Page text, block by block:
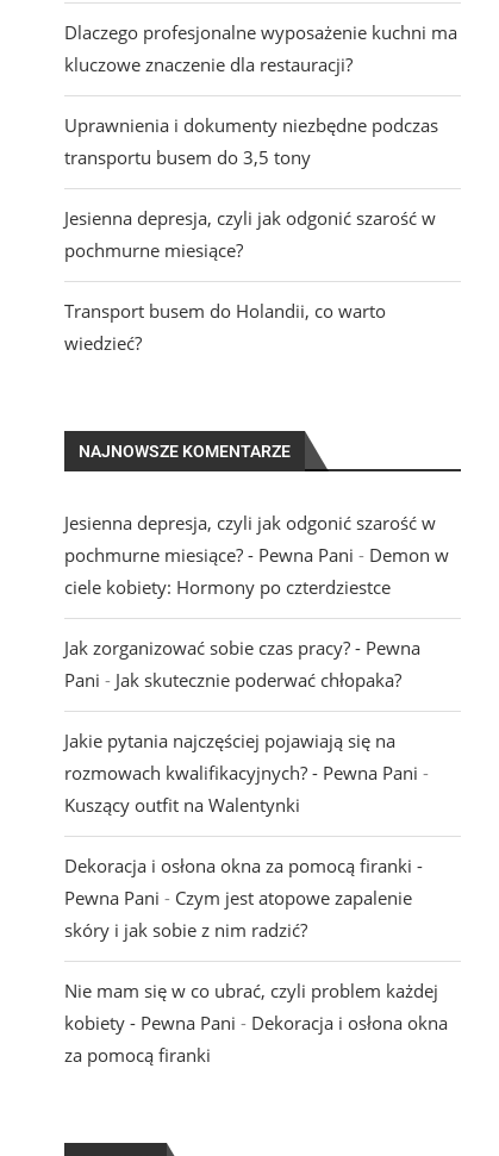
Dlaczego profesjonalne wyposażenie kuchni ma
kluczowe znaczenie dla restauracji?
Uprawnienia i dokumenty niezbędne podczas
transportu busem do 3,5 tony
Jesienna depresja, czyli jak odgonić szarość w
pochmurne miesiące?
Transport busem do Holandii, co warto
wiedzieć?
NAJNOWSZE KOMENTARZE
Jesienna depresja, czyli jak odgonić szarość w
pochmurne miesiące? - Pewna Pani - Demon w
ciele kobiety: Hormony po czterdziestce
Jak zorganizować sobie czas pracy? - Pewna
Pani - Jak skutecznie poderwać chłopaka?
Jakie pytania najczęściej pojawiają się na
rozmowach kwalifikacyjnych? - Pewna Pani -
Kuszący outfit na Walentynki
Dekoracja i osłona okna za pomocą firanki -
Pewna Pani - Czym jest atopowe zapalenie
skóry i jak sobie z nim radzić?
Nie mam się w co ubrać, czyli problem każdej
kobiety - Pewna Pani - Dekoracja i osłona okna
za pomocą firanki